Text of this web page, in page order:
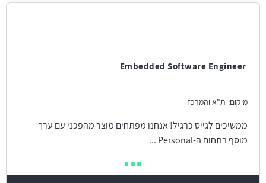
Embedded Software Engineer
מיקום: ת"א והמרכז
ממשיכים לגייס כרגיל! אנחנו מפתחים מוצר מהפכני עם ערך
מוסף בתחום ה-Personal ...